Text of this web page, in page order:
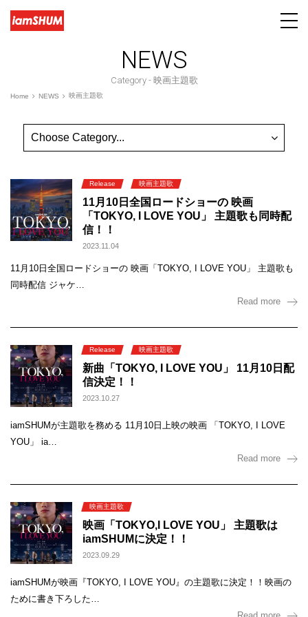
NEWS
Category - 映画主題歌
Home NEWS 映画主題歌
Release 映画主題歌
11月10日全国ロードショーの 映画
「TOKYO, I LOVE YOU」 主題歌も同時配
信！！
2023.11.04
11月10日全国ロードショーの 映画「TOKYO, I LOVE YOU」 主題歌も
同時配信 ジャケ…
Read more
Release 映画主題歌
新曲「TOKYO, I LOVE YOU」 11月10日配
信決定！！
2023.10.27
iamSHUMが主題歌を務める 11月10日上映の映画 「TOKYO, I LOVE
YOU」 ia…
Read more
映画主題歌
映画「TOKYO,I LOVE YOU」 主題歌は
iamSHUMに決定！！
2023.09.29
iamSHUMが映画『TOKYO, I LOVE YOU』の主題歌に決定！！映画の
ために書き下ろした…